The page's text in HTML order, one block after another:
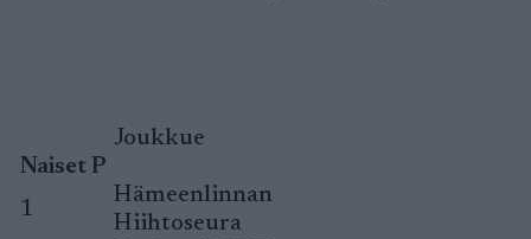
Joukkue
Naiset P
1
Hämeenlinnan
Hiihtoseura